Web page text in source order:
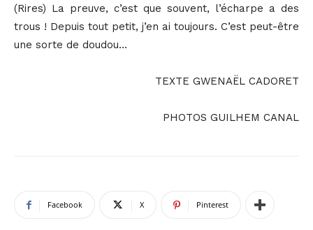
(Rires) La preuve, c’est que souvent, l’écharpe a des
trous ! Depuis tout petit, j’en ai toujours. C’est peut-être
une sorte de doudou…
TEXTE GWENAËL CADORET
PHOTOS GUILHEM CANAL
Facebook X Pinterest